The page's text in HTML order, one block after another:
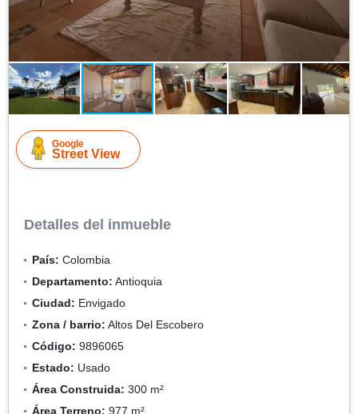
Google
Street View
Detalles del inmueble
País: Colombia
Departamento: Antioquia
Ciudad: Envigado
Zona / barrio: Altos Del Escobero
Código: 9896065
Estado: Usado
Área Construida: 300 m²
Área Terreno: 977 m²